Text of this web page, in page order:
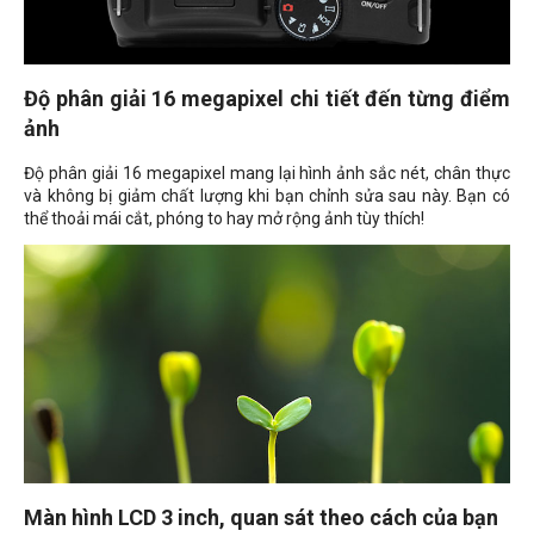
Độ phân giải 16 megapixel chi tiết đến từng điểm
ảnh
Độ phân giải 16 megapixel mang lại hình ảnh sắc nét, chân thực
và không bị giảm chất lượng khi bạn chỉnh sửa sau này. Bạn có
thể thoải mái cắt, phóng to hay mở rộng ảnh tùy thích!
Màn hình LCD 3 inch, quan sát theo cách của bạn